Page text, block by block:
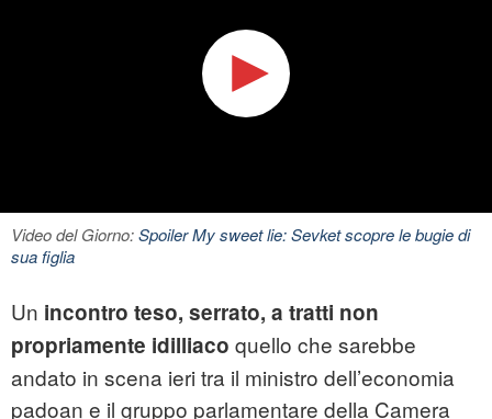
Video del Giorno:Spoiler My sweet lie: Sevket scopre le bugie di
sua figlia
Un incontro teso, serrato, a tratti non
propriamente idilliaco quello che sarebbe
andato in scena ieri tra il ministro dell’economia
padoan e il gruppo parlamentare della Camera